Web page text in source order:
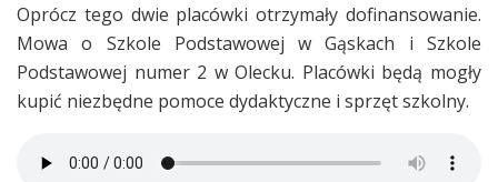
Oprócz tego dwie placówki otrzymały dofinansowanie.
Mowa o Szkole Podstawowej w Gąskach i Szkole
Podstawowej numer 2 w Olecku. Placówki będą mogły
kupić niezbędne pomoce dydaktyczne i sprzęt szkolny.